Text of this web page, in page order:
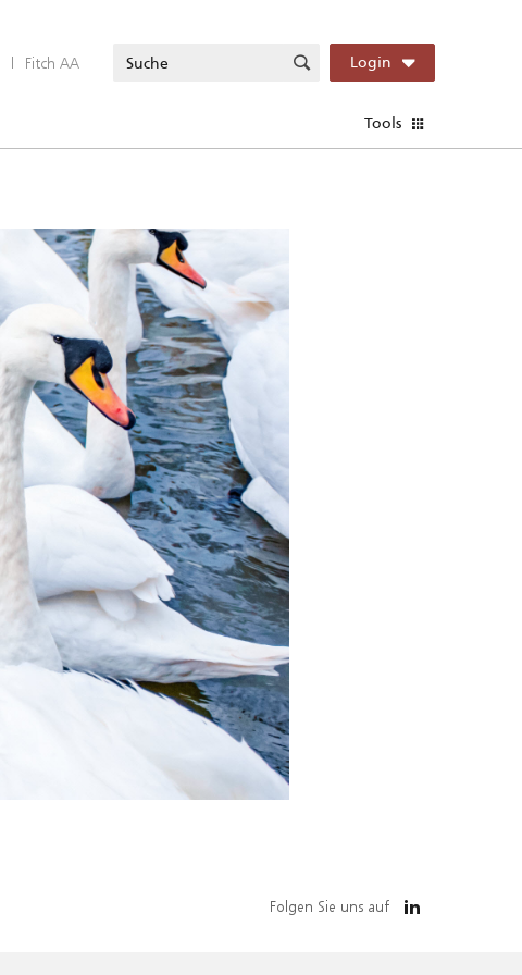
| Fitch AA Login
Tools
Folgen Sie uns auf